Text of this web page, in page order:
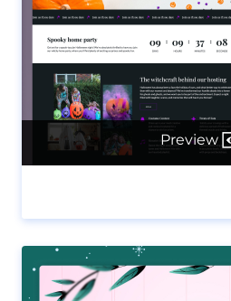
Preview